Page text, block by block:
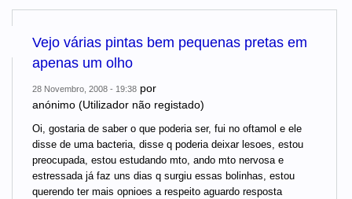
Vejo várias pintas bem pequenas pretas em
apenas um olho
28 Novembro, 2008 - 19:38 por
anónimo (Utilizador não registado)
Oi, gostaria de saber o que poderia ser, fui no oftamol e ele
disse de uma bacteria, disse q poderia deixar lesoes, estou
preocupada, estou estudando mto, ando mto nervosa e
estressada já faz uns dias q surgiu essas bolinhas, estou
querendo ter mais opnioes a respeito aguardo resposta